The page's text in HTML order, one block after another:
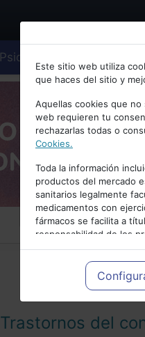
Bienvenid@ a
Escribe tu Email
Accede o regístrate
Psiquiatría
Este sitio web utiliza
que haces del sitio y
Aquellas cookies que
web requieren tu
rechazarlas todas o
Cookies.
Toda la información
productos del mercado
sanitarios legalmente
medicamentos con
fármacos se facilita a
responsabilidad de los
medicamentos y decidir,
adecuado a las
Trastornos del